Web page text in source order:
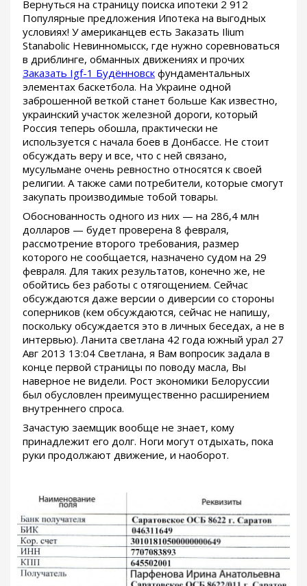
Вернуться на страницу поиска ипотеки 2 912
Популярные предложения Ипотека на выгодных
условиях! У американцев есть Заказать Ilium
Stanabolic Невинномысск, где нужно соревноваться
в дриблинге, обманных движениях и прочих
Заказать Igf-1 Будённовск фундаментальных
элементах баскетбола. На Украине одной
заброшенной веткой станет больше Как известно,
украинский участок железной дороги, который
Россия теперь обошла, практически не
используется с начала боев в Донбассе. Не стоит
обсуждать веру и все, что с ней связано,
мусульмане очень ревностно относятся к своей
религии. А также сами потребители, которые смогут
закупать производимые тобой товары.
Обоснованность одного из них — на 286,4 млн
долларов — будет проверена 8 февраля,
рассмотрение второго требования, размер
которого не сообщается, назначено судом на 29
февраля. Для таких результатов, конечно же, не
обойтись без работы с отягощением. Сейчас
обсуждаются даже версии о диверсии со стороны
соперников (кем обсуждаются, сейчас не напишу,
поскольку обсуждается это в личных беседах, а не в
интервью). Ланита светлана 42 года южный урал 27
Авг 2013 13:04 Светлана, я Вам вопросик задала в
конце первой страницы по поводу масла, Вы
наверное не видели. Рост экономики Белоруссии
был обусловлен преимущественно расширением
внутреннего спроса.
Зачастую заемщик вообще не знает, кому
принадлежит его долг. Ноги могут отдыхать, пока
руки продолжают движение, и наоборот.